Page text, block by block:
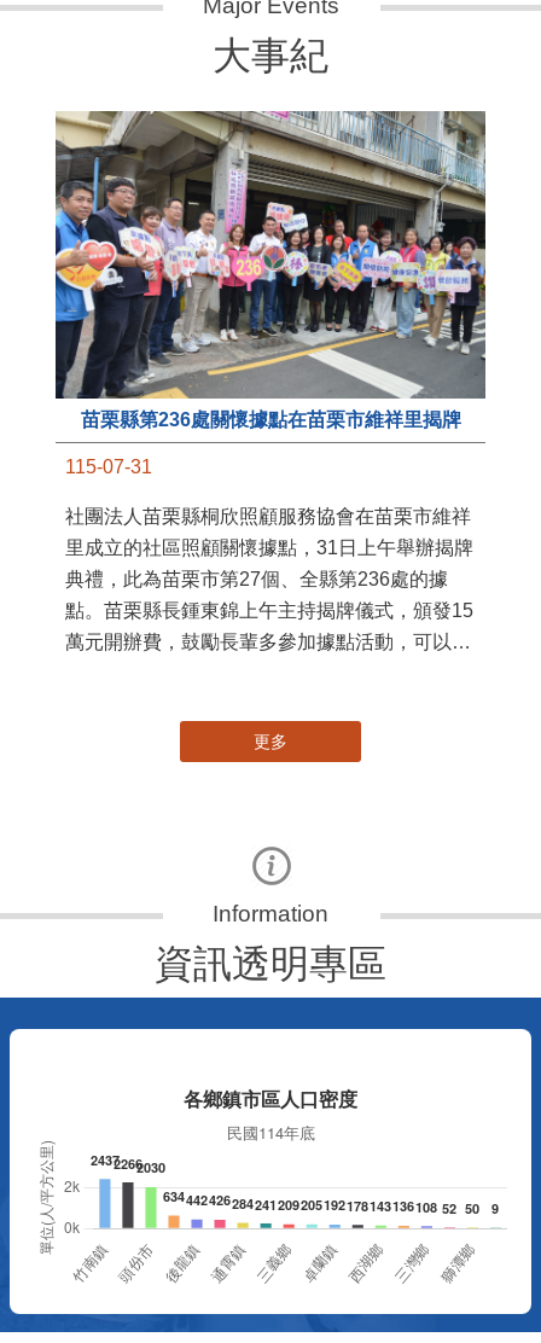
大事紀
苗栗縣第236處關懷據點在苗栗市維祥里揭牌
115-07-31
社團法人苗栗縣桐欣照顧服務協會在苗栗市維祥
里成立的社區照顧關懷據點，31日上午舉辦揭牌
典禮，此為苗栗市第27個、全縣第236處的據
點。苗栗縣長鍾東錦上午主持揭牌儀式，頒發15
萬元開辦費，鼓勵長輩多參加據點活動，可以更
更多
資訊透明專區